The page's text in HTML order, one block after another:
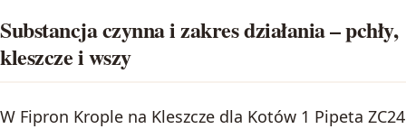
Substancja czynna i zakres działania – pchły,
kleszcze i wszy
W Fipron Krople na Kleszcze dla Kotów 1 Pipeta ZC24